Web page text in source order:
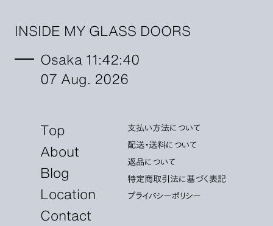
INSIDE MY GLASS DOORS
Osaka 11:42:42
07 Aug. 2026
Top
About
Blog
Location
Contact
支払い方法について
配送・送料について
返品について
特定商取引法に基づく表記
プライバシーポリシー